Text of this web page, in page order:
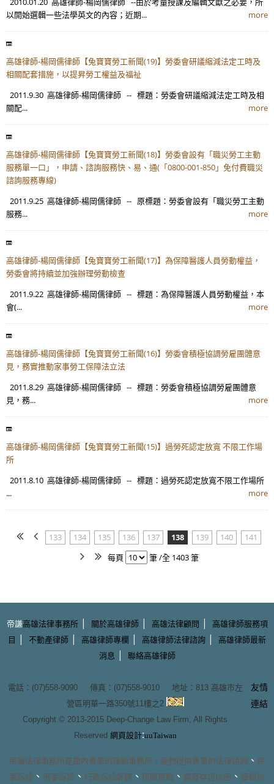
以開始選輯一些法學英文的內容；近期...
more
高雄律師-楊岡儒律師【兔寶寶勞工新聞(19)】勞委會研議縮減法定工時及
相關配套措施，以提昇勞工權益及福祉
2011.9.30 高雄律師-楊岡儒律師 -- 標題：勞委會研議縮減法定工時及相
關配...
more
高雄律師-楊岡儒律師【兔寶寶勞工新聞(18)】勞委會設有「職災勞工主動
服務單一口」，申請、諮詢服務快、易、通(「0800-001-850」免付費職災
諮詢服務專線)
2011.9.25 高雄律師-楊岡儒律師 -- 原標題：勞委會設有「職災勞工主動
服務...
more
高雄律師-楊岡儒律師【兔寶寶勞工新聞(17)】為保障醫護人員勞動權益，
勞委會將持續並加強辦理勞動檢查
2011.9.22 高雄律師-楊岡儒律師 -- 標題：為保障醫護人員勞動權益，本
會(...
more
高雄律師-楊岡儒律師【兔寶寶勞工新聞(16)】勞委會積極協調勞雇團體意
見，務實推動家事勞工保障法立法
2011.8.29 高雄律師-楊岡儒律師 -- 標題：勞委會積極協調勞雇團體意
見，務...
more
高雄律師-楊岡儒律師【兔寶寶勞工新聞(15)】過勞死認定放寬 不限工作場
所
2011.8.10 高雄律師-楊岡儒律師 -- 標題：過勞死認定放寬不限工作場所
...
more
133 134 135 136 137 138 139 140
141
每頁
筆 /全 1403 筆
帝謙高雄法律事務所| 關於高雄律師| 高雄法律顧問 |
高雄律師服務項
目
| 不動產律師 | 高雄律師專欄 | 高雄律師法律諮詢 |
高雄律師最新
消息 | 聯絡高雄律師
電話：(07)558-9090 傳真：(07)558-9010 地址： 813 高雄市左
營區明華一路350號11樓之2
Copyright © 2013-2015 Deep-Change Law Firm, All Rights
Reserved 網頁設計:uuTaiwan
友情
連結
帝謙法律事務所是國內專業的律師事務所 ，我們提供專業的法律諮詢 、 民
事訴訟 、 刑事訴訟 、 行政訴訟訴願 、 保險理賠 、 撰寫存證信函 、 律師信